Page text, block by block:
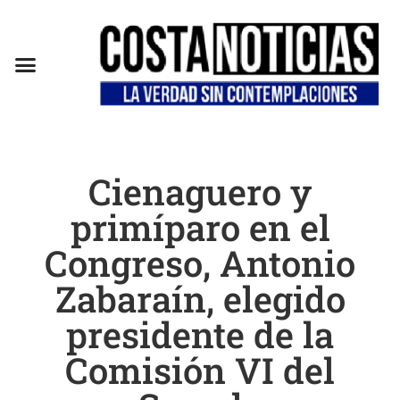
Cienaguero y
primíparo en el
Congreso, Antonio
Zabaraín, elegido
presidente de la
Comisión VI del